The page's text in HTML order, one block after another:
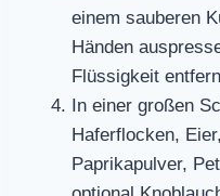
einem sauberen
Händen
Flüssigkeit
In einer großen
Haferflocken,
Paprikapulver,